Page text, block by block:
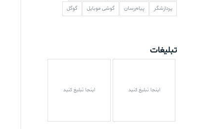
پردازشگر پیام‌رسان گوشی موبایل گوگل
تبلیغات
اینجا تبلیغ کنید اینجا تبلیغ کنید